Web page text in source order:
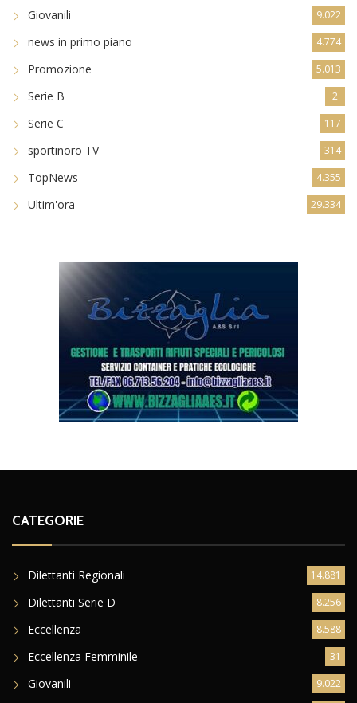
Eccellenza Femminile 31
Giovanili 9.022
news in primo piano 4.774
Promozione 5.013
Serie B 2
Serie C 117
sportinoro TV 314
TopNews 4.355
CATEGORIE
Dilettanti Regionali 14.881
Dilettanti Serie D 8.256
Eccellenza 8.588
Eccellenza Femminile 31